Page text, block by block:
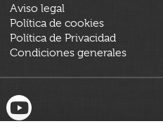
Aviso legal
Política de cookies
Política de Privacidad
Condiciones generales